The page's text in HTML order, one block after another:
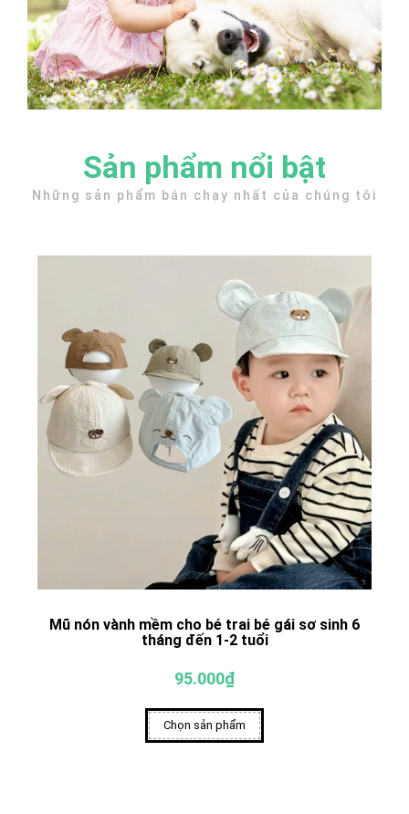
Sản phẩm nổi bật
Những sản phẩm bán chạy nhất của chúng tôi
Mũ nón vành mềm cho bé trai bé gái sơ sinh 6
tháng đến 1-2 tuổi
95.000₫
Chọn sản phẩm